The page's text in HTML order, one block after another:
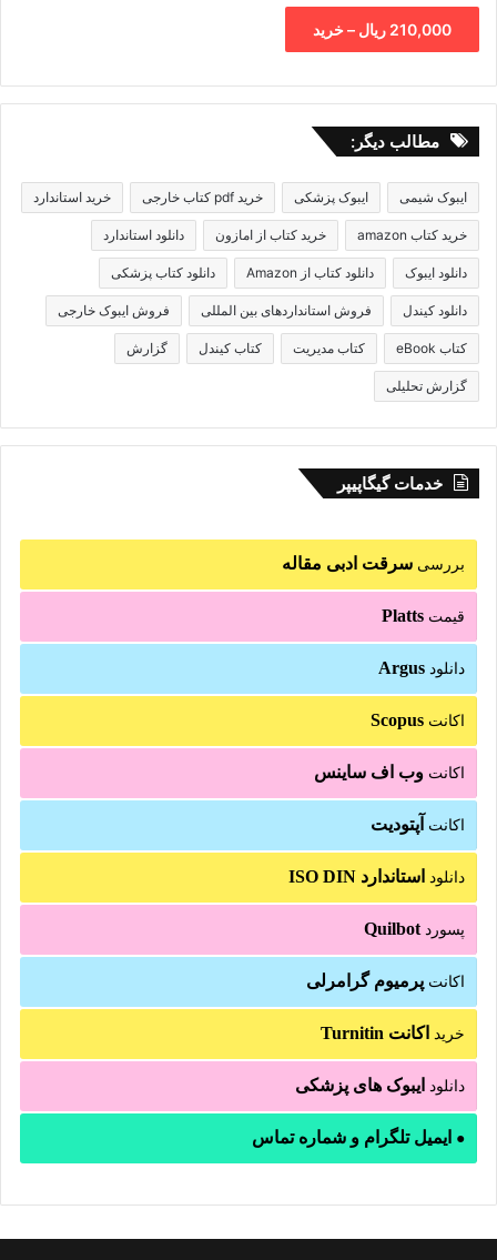
210,000 ریال – خرید
مطالب دیگر:
ایبوک شیمی ایبوک پزشکی خرید pdf کتاب خارجی خرید استاندارد
خرید کتاب amazon خرید کتاب از امازون دانلود استاندارد
دانلود ایبوک دانلود کتاب از Amazon دانلود کتاب پزشکی
دانلود کیندل فروش استانداردهای بین المللی فروش ایبوک خارجی
کتاب eBook کتاب مدیریت کتاب کیندل گزارش
گزارش تحلیلی
خدمات گیگاپیپر
بررسی سرقت ادبی مقاله
قیمت Platts
دانلود Argus
اکانت Scopus
اکانت وب اف ساینس
اکانت آپتودیت
دانلود استاندارد ISO DIN
پسوردQuilbot
اکانت پرمیوم گرامرلی
خرید اکانت Turnitin
دانلود ایبوک های پزشکی
● ایمیل تلگرام و شماره تماس